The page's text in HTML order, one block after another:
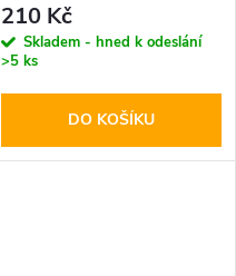
210 Kč
Skladem - hned k odeslání
>5 ks
DO KOŠÍKU